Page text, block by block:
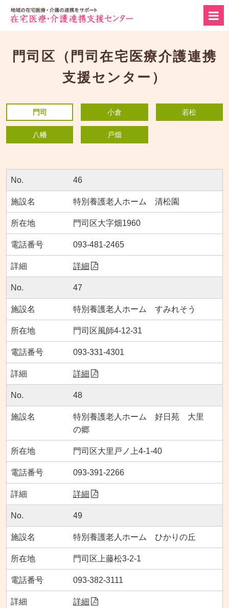
門司区（門司在宅医療介護連携
支援センター）
門司 小倉 若松
八幡 戸畑
46
特別養護老人ホーム 清松園
門司区大字畑1960
093-481-2465
詳細
47
特別養護老人ホーム すみれそう
門司区風師4-12-31
093-331-4301
詳細
48
特別養護老人ホーム 好日苑 大里
の郷
門司区大里戸ノ上4-1-40
093-391-2266
詳細
49
特別養護老人ホーム ひかりの丘
門司区上藤松3-2-1
093-382-3111
詳細